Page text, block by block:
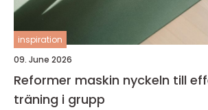
inspiration
09. June 2026
Reformer maskin nyckeln till effektiv, modern
träning i grupp